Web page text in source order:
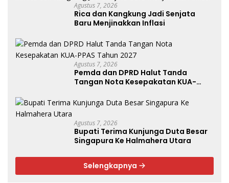
Agustus 7, 2026
Rica dan Kangkung Jadi Senjata
Baru Menjinakkan Inflasi
Agustus 7, 2026
Pemda dan DPRD Halut Tanda
Tangan Nota Kesepakatan KUA-
Agustus 7, 2026
Bupati Terima Kunjunga Duta Besar
Singapura Ke Halmahera Utara
Selengkapnya